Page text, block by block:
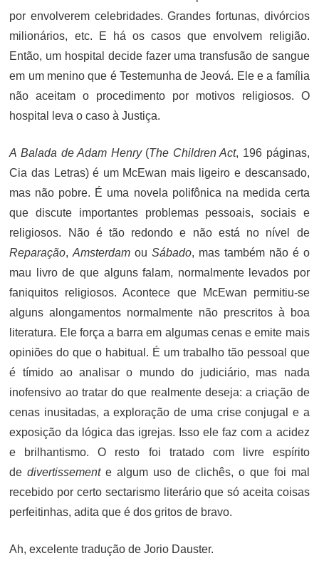
por envolverem celebridades. Grandes fortunas, divórcios
milionários, etc. E há os casos que envolvem religião.
Então, um hospital decide fazer uma transfusão de sangue
em um menino que é Testemunha de Jeová. Ele e a família
não aceitam o procedimento por motivos religiosos. O
hospital leva o caso à Justiça.
A Balada de Adam Henry (The Children Act, 196 páginas,
Cia das Letras) é um McEwan mais ligeiro e descansado,
mas não pobre. É uma novela polifônica na medida certa
que discute importantes problemas pessoais, sociais e
religiosos. Não é tão redondo e não está no nível de
Reparação,Amsterdam ouSábado, mas também não é o
mau livro de que alguns falam, normalmente levados por
faniquitos religiosos. Acontece que McEwan permitiu-se
alguns alongamentos normalmente não prescritos à boa
literatura. Ele força a barra em algumas cenas e emite mais
opiniões do que o habitual. É um trabalho tão pessoal que
é tímido ao analisar o mundo do judiciário, mas nada
inofensivo ao tratar do que realmente deseja: a criação de
cenas inusitadas, a exploração de uma crise conjugal e a
exposição da lógica das igrejas. Isso ele faz com a acidez
e brilhantismo. O resto foi tratado com livre espírito
dedivertissemente algum uso de clichês, o que foi mal
recebido por certo sectarismo literário que só aceita coisas
perfeitinhas, adita que é dos gritos de bravo.
Ah, excelente tradução de Jorio Dauster.